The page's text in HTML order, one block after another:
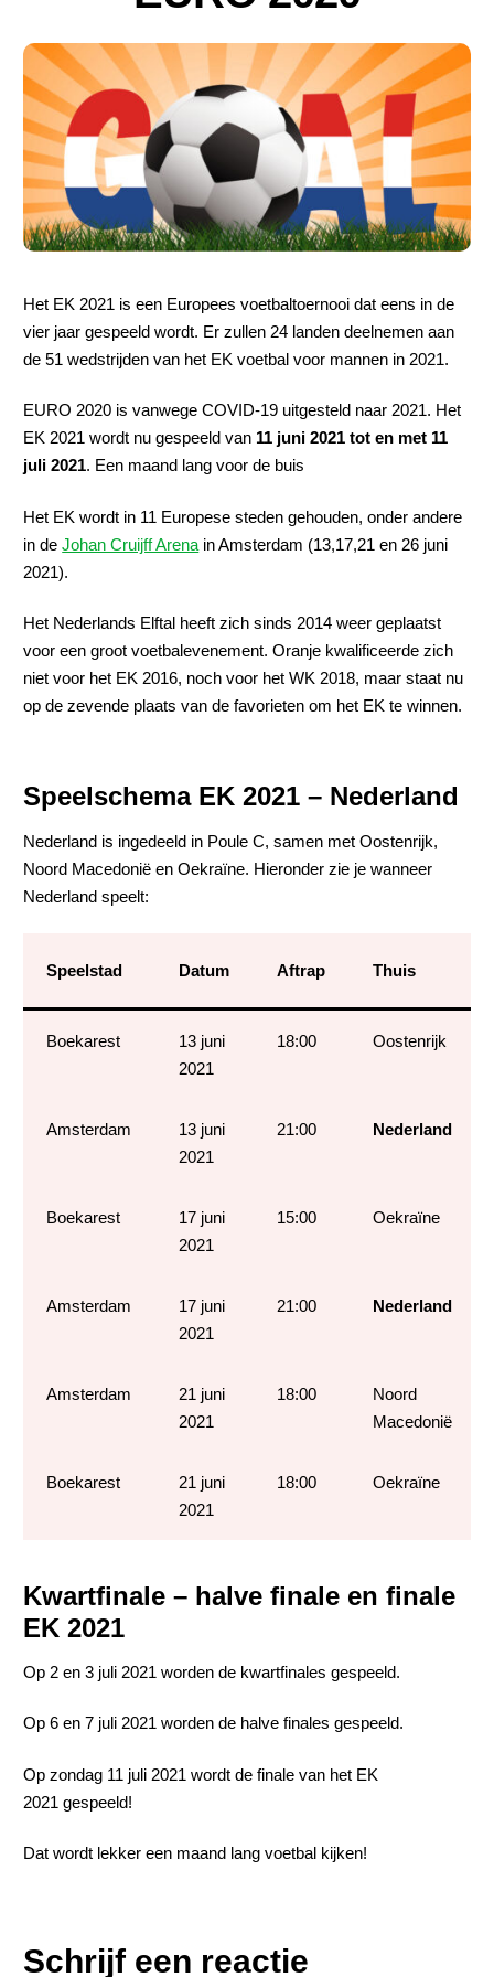
Nieuws
Het EK 2021 is een Europees voetbaltoernooi dat eens in de
vier jaar gespeeld wordt. Er zullen 24 landen deelnemen aan
de 51 wedstrijden van het EK voetbal voor mannen in 2021.
EURO 2020 is vanwege COVID-19 uitgesteld naar 2021. Het
EK 2021 wordt nu gespeeld van 11 juni 2021 tot en met 11
juli 2021. Een maand lang voor de buis
Het EK wordt in 11 Europese steden gehouden, onder andere
in deJohan Cruijff Arena in Amsterdam (13,17,21 en 26 juni
2021).
Het Nederlands Elftal heeft zich sinds 2014 weer geplaatst
voor een groot voetbalevenement. Oranje kwalificeerde zich
niet voor het EK 2016, noch voor het WK 2018, maar staat nu
op de zevende plaats van de favorieten om het EK te winnen.
Speelschema EK 2021 – Nederland
Nederland is ingedeeld in Poule C, samen met Oostenrijk,
Noord Macedonië en Oekraïne. Hieronder zie je wanneer
Nederland speelt:
Speelstad Datum Aftrap Thuis
Boekarest
13 juni
2021
18:00 Oostenrijk
Amsterdam
13 juni
2021
21:00 Nederland
Boekarest
17 juni
2021
15:00 Oekraïne
Amsterdam
17 juni
2021
21:00 Nederland
Amsterdam
21 juni
2021
18:00
Noord
Macedonië
Boekarest
21 juni
2021
18:00 Oekraïne
Kwartfinale – halve finale en finale
EK 2021
Op 2 en 3 juli 2021 worden de kwartfinales gespeeld.
Op 6 en 7 juli 2021 worden de halve finales gespeeld.
Op zondag 11 juli 2021 wordt de finale van het EK
2021 gespeeld!
Dat wordt lekker een maand lang voetbal kijken!
Schrijf een reactie